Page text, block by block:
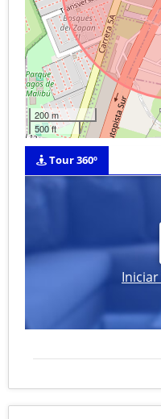
200 m
500 ft
Tour 360º
Iniciar